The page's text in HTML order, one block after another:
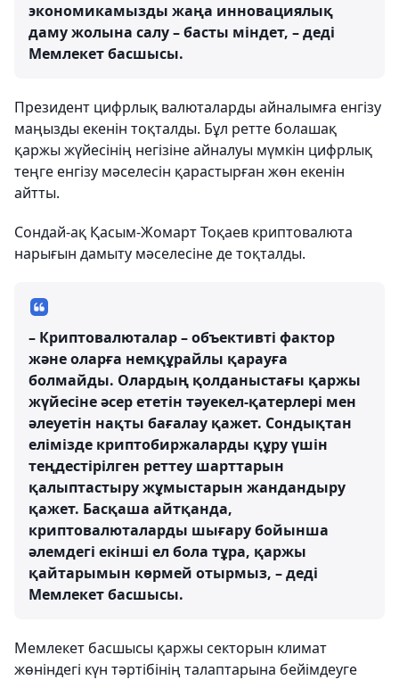
экономикамызды жаңа инновациялық
даму жолына салу – басты міндет, – деді
Мемлекет басшысы.
Президент цифрлық валюталарды айналымға енгізу
маңызды екенін тоқталды. Бұл ретте болашақ
қаржы жүйесінің негізіне айналуы мүмкін цифрлық
теңге енгізу мәселесін қарастырған жөн екенін
айтты.
Сондай-ақ Қасым-Жомарт Тоқаев криптовалюта
нарығын дамыту мәселесіне де тоқталды.
– Криптовалюталар – объективті фактор
және оларға немқұрайлы қарауға
болмайды. Олардың қолданыстағы қаржы
жүйесіне әсер ететін тәуекел-қатерлері мен
әлеуетін нақты бағалау қажет. Сондықтан
елімізде криптобиржаларды құру үшін
теңдестірілген реттеу шарттарын
қалыптастыру жұмыстарын жандандыру
қажет. Басқаша айтқанда,
криптовалюталарды шығару бойынша
әлемдегі екінші ел бола тұра, қаржы
қайтарымын көрмей отырмыз, – деді
Мемлекет басшысы.
Мемлекет басшысы қаржы секторын климат
жөніндегі күн тәртібінің талаптарына бейімдеуге